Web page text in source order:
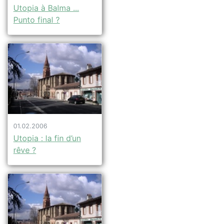
Utopia à Balma ...
Punto final ?
01.02.2006
Utopia : la fin d’un
rêve ?